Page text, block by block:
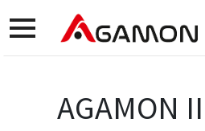
toggle
navigation
AGAMON